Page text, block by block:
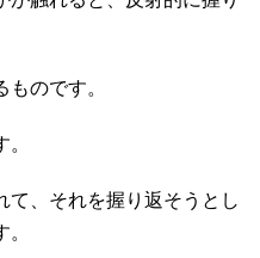
のです。
て、それを握り返そうとし